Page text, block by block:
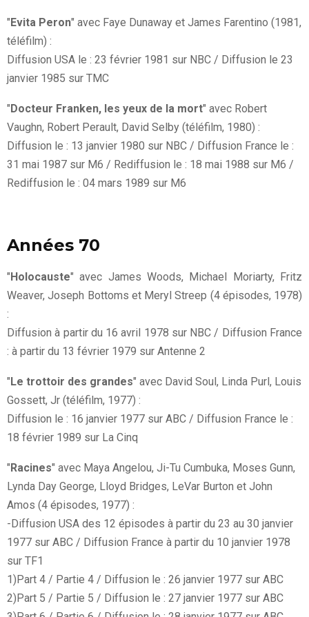
" Evita Peron" avec Faye Dunaway et James Farentino (1981,
téléfilm) :
Diffusion USA le : 23 février 1981 sur NBC / Diffusion le 23
janvier 1985 sur TMC
" Docteur Franken, les yeux de la mort" avec Robert
Vaughn, Robert Perault, David Selby (téléfilm, 1980) :
Diffusion le : 13 janvier 1980 sur NBC / Diffusion France le :
31 mai 1987 sur M6 / Rediffusion le : 18 mai 1988 sur M6 /
Rediffusion le : 04 mars 1989 sur M6
Années 70
" Holocauste" avec James Woods, Michael Moriarty, Fritz
Weaver, Joseph Bottoms et Meryl Streep (4 épisodes, 1978)
:
Diffusion à partir du 16 avril 1978 sur NBC / Diffusion France
: à partir du 13 février 1979 sur Antenne 2
" Le trottoir des grandes" avec David Soul, Linda Purl, Louis
Gossett, Jr (téléfilm, 1977) :
Diffusion le : 16 janvier 1977 sur ABC / Diffusion France le :
18 février 1989 sur La Cinq
" Racines" avec Maya Angelou, Ji-Tu Cumbuka, Moses Gunn,
Lynda Day George, Lloyd Bridges, LeVar Burton et John
Amos (4 épisodes, 1977) :
-Diffusion USA des 12 épisodes à partir du 23 au 30 janvier
1977 sur ABC / Diffusion France à partir du 10 janvier 1978
sur TF1
1)Part 4 / Partie 4 / Diffusion le : 26 janvier 1977 sur ABC
2)Part 5 / Partie 5 / Diffusion le : 27 janvier 1977 sur ABC